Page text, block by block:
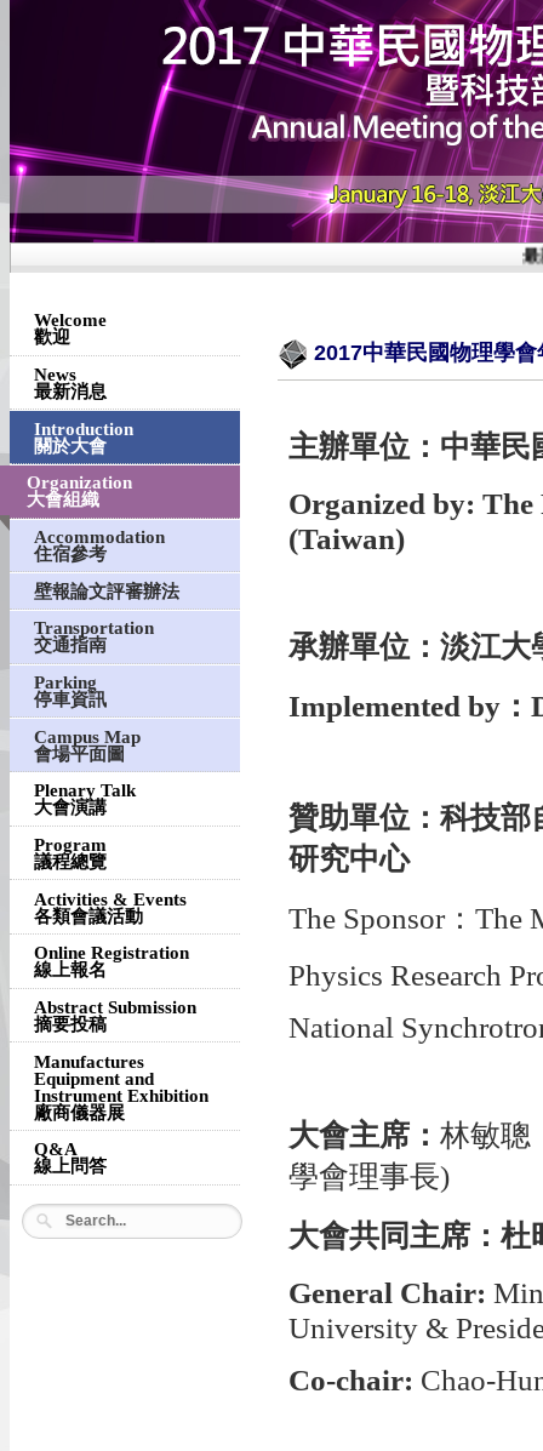
最新
Welcome
歡迎
News
最新消息
Introduction
關於大會
Organization
大會組織
Accommodation
住宿參考
壁報論文評審辦法
Transportation
交通指南
Parking
停車資訊
Campus Map
會場平面圖
Plenary Talk
大會演講
Program
議程總覽
Activities & Events
各類會議活動
Online Registration
線上報名
Abstract Submission
摘要投稿
Manufactures
Equipment and
Instrument Exhibition
廠商儀器展
Q&A
線上問答
2017中華民國物理學會
主辦單位：中華民
Organized by: The
(Taiwan)
承辦單位：淡江大
Implemented by：
贊助單位：科技部
研究中心
The Sponsor：The
Physics Research
National
大會主席： 林敏聰
學會理事長)
大會共同主席：
General Chair:
University &
Co-chair: Chao-